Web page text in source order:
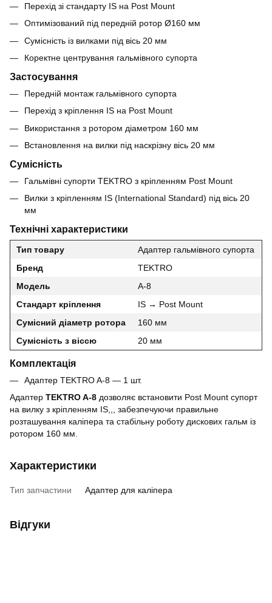
Перехід зі стандарту IS на Post Mount
Оптимізований під передній ротор Ø160 мм
Сумісність із вилками під вісь 20 мм
Коректне центрування гальмівного супорта
Застосування
Передній монтаж гальмівного супорта
Перехід з кріплення IS на Post Mount
Використання з ротором діаметром 160 мм
Встановлення на вилки під наскрізну вісь 20 мм
Сумісність
Гальмівні супорти TEKTRO з кріпленням Post Mount
Вилки з кріпленням IS (International Standard) під вісь 20
мм
Технічні характеристики
Тип товару
Адаптер гальмівного супорта
Бренд
TEKTRO
Модель
A-8
Стандарт кріплення
IS → Post Mount
Сумісний діаметр ротора
160 мм
Сумісність з віссю
20 мм
Комплектація
Адаптер TEKTRO A-8 — 1 шт.
Адаптер TEKTRO A-8 дозволяє встановити Post Mount супорт
на вилку з кріпленням IS,,, забезпечуючи правильне
розташування каліпера та стабільну роботу дискових гальм із
ротором 160 мм.
Характеристики
Тип запчастини Адаптер для каліпера
Відгуки